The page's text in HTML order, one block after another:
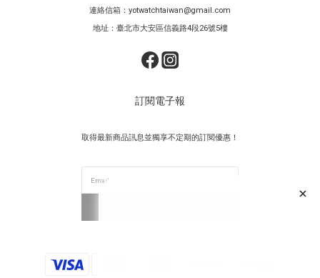
連絡信箱：yotwatchtaiwan@gmail.com
地址：臺北市大安區信義路4段26號5樓
訂閱電子報
取得最新商品訊息並獨享不定期的訂閱優惠！